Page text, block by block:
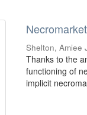
Shelton, Amiee
Thanks to the
functioning of
implicit